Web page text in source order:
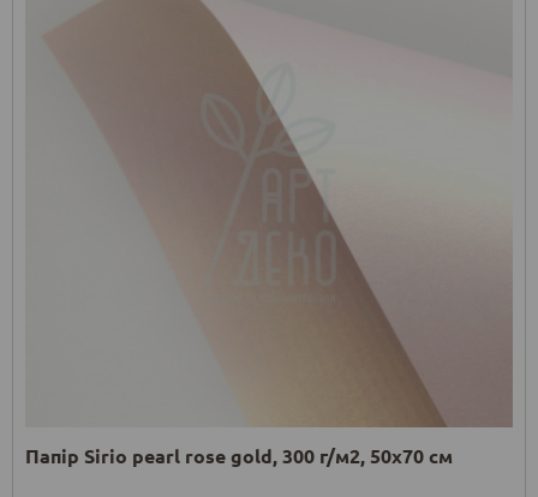
Папір Sirio pearl rose gold, 300 г/м2, 50х70 см